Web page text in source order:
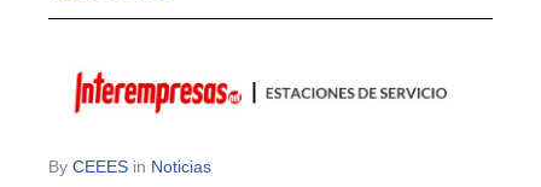
By CEEES in Noticias